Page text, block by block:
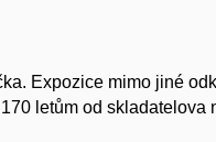
Expozice mimo jiné
letům od skladatelova